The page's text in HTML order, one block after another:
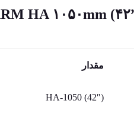
مقدار
HA-1050 (42″)